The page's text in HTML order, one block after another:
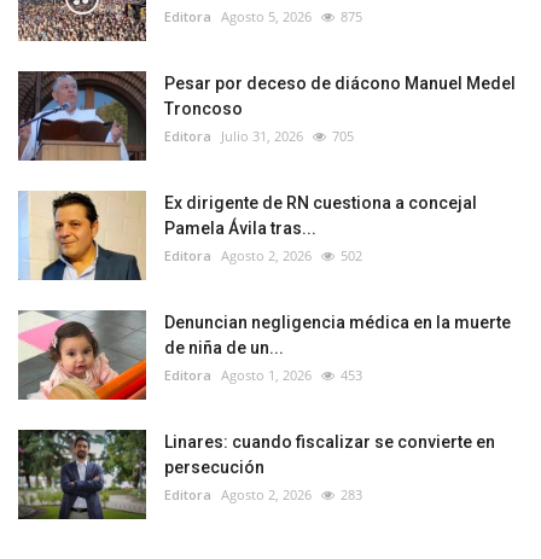
Editora Agosto 5, 2026 875
Pesar por deceso de diácono Manuel Medel
Troncoso
Editora Julio 31, 2026 705
Ex dirigente de RN cuestiona a concejal
Pamela Ávila tras...
Editora Agosto 2, 2026 502
Denuncian negligencia médica en la muerte
de niña de un...
Editora Agosto 1, 2026 453
Linares: cuando fiscalizar se convierte en
persecución
Editora Agosto 2, 2026 283